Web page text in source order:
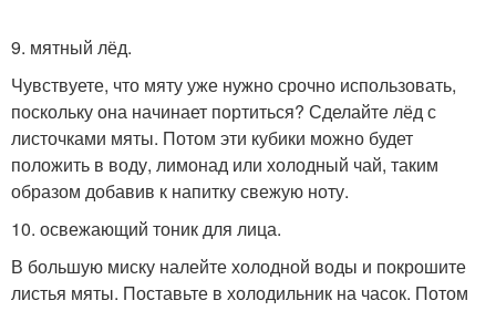
9. мятный лёд.
Чувствуете, что мяту уже нужно срочно использовать,
поскольку она начинает портиться? Сделайте лёд с
листочками мяты. Потом эти кубики можно будет
положить в воду, лимонад или холодный чай, таким
образом добавив к напитку свежую ноту.
10. освежающий тоник для лица.
В большую миску налейте холодной воды и покрошите
листья мяты. Поставьте в холодильник на часок. Потом